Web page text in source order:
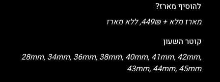
להוסיף מארז?
מארז מלא + 449₪, ללא מארז
קוטר השעון
28mm, 34mm, 36mm, 38mm, 40mm, 41mm, 42mm,
43mm, 44mm, 45mm